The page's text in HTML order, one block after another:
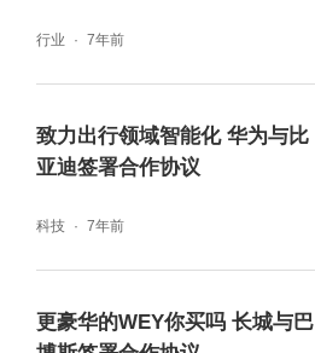
行业 7年前
致力出行领域智能化 华为与比
亚迪签署合作协议
科技 7年前
更豪华的WEY你买吗 长城与巴